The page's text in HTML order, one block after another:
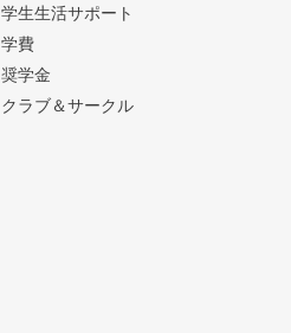
学生生活サポート
学費
奨学金
クラブ＆サークル